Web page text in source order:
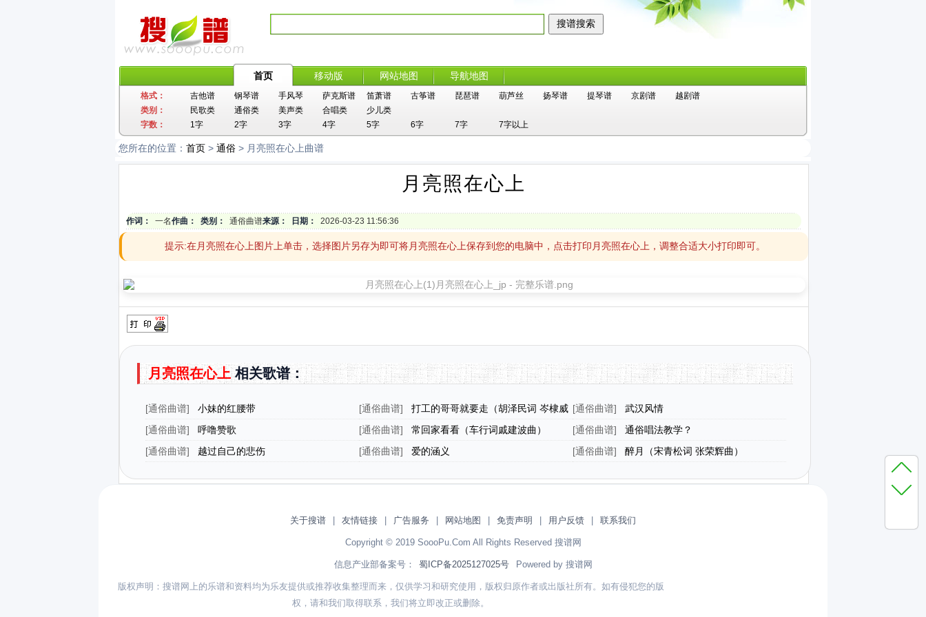
首页 移动版 网站地图 导航地图
格式： 吉他谱 钢琴谱 手风琴 萨克斯谱 笛萧谱 古筝谱 琵琶谱 葫芦丝 扬琴谱 提琴谱 京剧谱
越剧谱
类别：
民歌类 通俗类 美声类 合唱类
少儿类
字数：
1字 2字 3字 4字 5字 6字 7字 7字以上
您所在的位置： 首页 > 通俗 > 月亮照在心上曲谱
月亮照在心上
作词： 一名作曲： 类别： 通俗曲谱来源： 日期： 2026-03-23 11:56:36
提示:在月亮照在心上图片上单击，选择图片另存为即可将月亮照在心上保存到您的电脑中，点击打印月亮照在心上，调整合适大小打印即可。
月亮照在心上相关歌谱：
[通俗曲谱] 小妹的红腰带 [通俗曲谱]
打工的哥哥就要走（胡泽民词 岑棣威
曲）
[通俗曲谱]
武汉风情
[通俗曲谱] 呼噜赞歌 [通俗曲谱] 常回家看看（车行词戚建波曲） [通俗曲谱]
通俗唱法教学？
[通俗曲谱] 越过自己的悲伤 [通俗曲谱] 爱的涵义 [通俗曲谱] 醉月（宋青松词 张荣辉曲）
关于搜谱 友情链接 广告服务 网站地图 免责声明 用户反馈 联系我们
Copyright © 2019 SoooPu.Com All Rights Reserved 搜谱网
信息产业部备案号： 蜀ICP备2025127025号 Powered by 搜谱网
版权声明：搜谱网上的乐谱和资料均为乐友提供或推荐收集整理而来，仅供学习和研究使用，版权归原作者或出版社所有。如有侵犯您的版
权，请和我们取得联系，我们将立即改正或删除。